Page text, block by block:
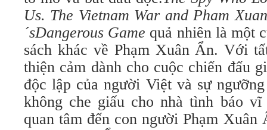
Us. The Vietnam War and Pham
´sDangerous Game quả nhiên là một
sách khác về Phạm Xuân Ẩn. Với
thiện cảm dành cho cuộc chiến đấu
độc lập của người Việt và sự
không che giấu cho nhà tình báo vĩ
quan tâm đến con người Phạm Xuân